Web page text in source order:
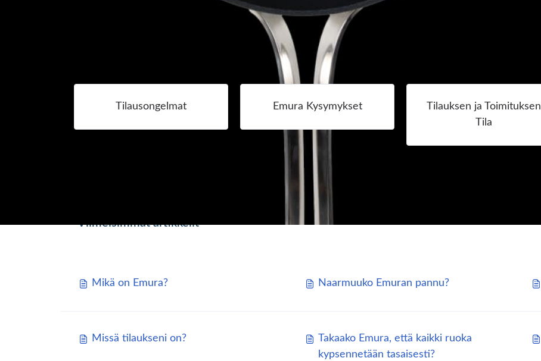
Tilausongelmat Emura Kysymykset
Tilauksen ja Toimituksen
Tila
Viimeisimmät artikkelit
Mikä on Emura? Naarmuuko Emuran pannu?
Missä tilaukseni on?
Takaako Emura, että kaikki ruoka
kypsennetään tasaisesti?